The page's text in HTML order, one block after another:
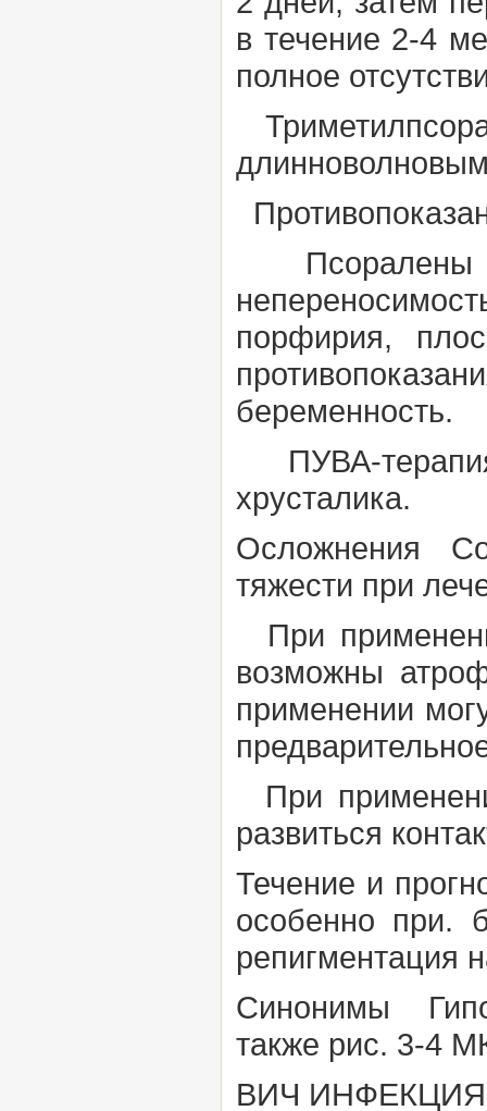
в течение 2-4
полное
Псоралены
порфирия,
беременность.
ПУВА-терапия
хрусталика.
Осложнения
тяжести при
При
возможны
применении
При
развиться
Течение и
особенно при.
репигментация
Синонимы
также рис. 3-4
ВИЧ